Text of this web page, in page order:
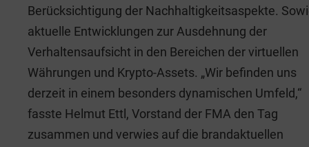
Berücksichtigung der Nachhaltigkeitsaspekte.
aktuelle Entwicklungen zur Ausdehnung der
Verhaltensaufsicht in den Bereichen der virtuellen
Währungen und Krypto-Assets. „Wir befinden uns
derzeit in einem besonders dynamischen Umfeld,“
fasste Helmut Ettl, Vorstand der FMA den Tag
zusammen und verwies auf die brandaktuellen